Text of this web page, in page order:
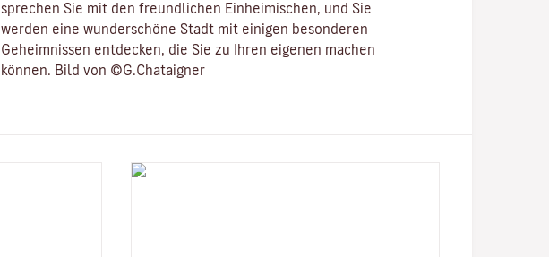
sprechen Sie mit den freundlichen Einheimischen, und Sie
werden eine wunderschöne Stadt mit einigen besonderen
Geheimnissen entdecken, die Sie zu Ihren eigenen machen
können. Bild von ©G.Chataigner